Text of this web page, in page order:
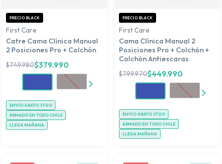
PRECIO BLACK
First Care
Catre Cama Clínica Manual
2 Posiciones Pro + Colchón
$749.980$379.990
ENVÍO GRATIS STGO
ARMADO EN TODO CHILE
LLEGA MAÑANA
PRECIO BLACK
First Care
Cama Clínica Manual 2
Posiciones Pro + Colchón +
Colchón Antiescaras
$799.970$449.990
ENVÍO GRATIS STGO
ARMADO EN TODO CHILE
LLEGA MAÑANA